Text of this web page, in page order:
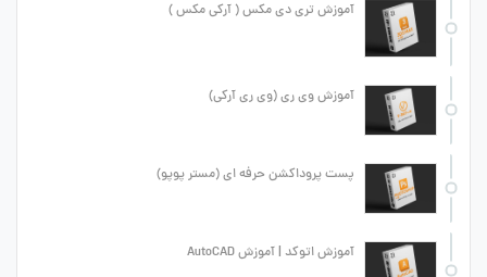
آموزش تری دی مکس ( آرکی مکس )
آموزش وی ری (وی ری آرکی)
پست پروداکشن حرفه ای (مستر پوپو)
آموزش اتوکد | آموزش AutoCAD